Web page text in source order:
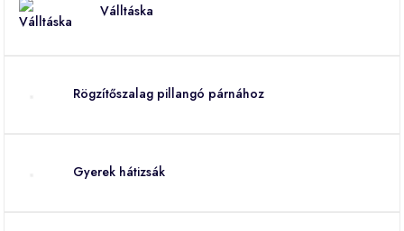
Válltáska
Rögzítőszalag pillangó párnához
Gyerek hátizsák